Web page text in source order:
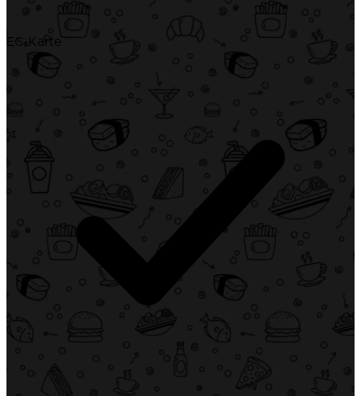
EC-Karte